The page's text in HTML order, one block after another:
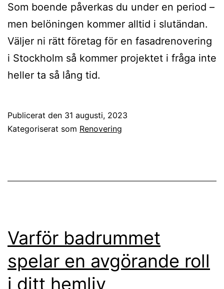
Som boende påverkas du under en period –
men belöningen kommer alltid i slutändan.
Väljer ni rätt företag för en fasadrenovering
i Stockholm så kommer projektet i fråga inte
heller ta så lång tid.
Publicerat den 31 augusti, 2023
Kategoriserat som Renovering
Varför badrummet
spelar en avgörande roll
i ditt hemliv